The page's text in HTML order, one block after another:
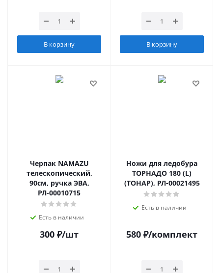
В корзину В корзину
Черпак NAMAZU
телескопический,
90см, ручка ЭВА,
РЛ-00010715
Есть в наличии
300 ₽/шт
Ножи для ледобура
ТОРНАДО 180 (L)
(ТОНАР), РЛ-00021495
Есть в наличии
580 ₽/комплект